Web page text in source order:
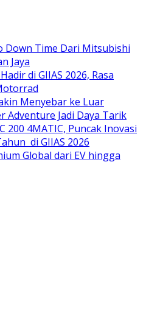
Down Time Dari Mitsubishi
Jaya
di GIIAS 2026, Rasa
Menyebar ke Luar
Adventure Jadi Daya Tarik
200 4MATIC, Puncak Inovasi
di GIIAS 2026
Global dari EV hingga